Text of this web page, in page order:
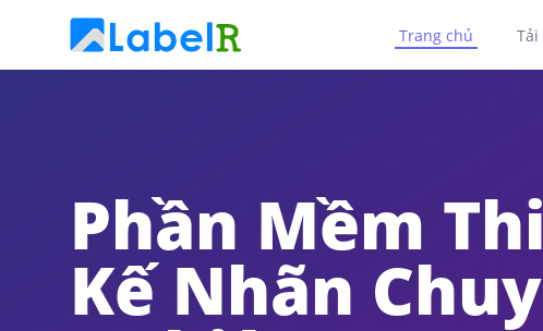
Trang chủ Tải
Phần Mềm
Kế Nhãn